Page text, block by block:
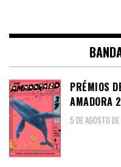
PRÉMIOS
AMADORA
5 DE AGOSTO